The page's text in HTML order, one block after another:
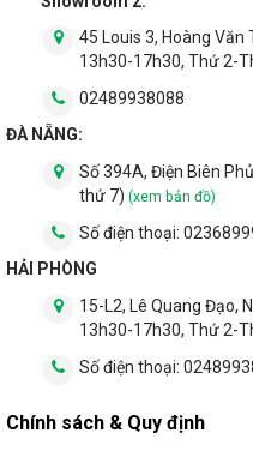
45 Louis 3, Hoàng Văn
13h30-17h30, Thứ 2-
02489938088
ĐÀ NẴNG:
Số 394A, Điện Biên
thứ 7) (xem bản đồ)
Số điện thoại:
HẢI PHÒNG
15-L2, Lê Quang Đạo,
13h30-17h30, Thứ 2-
Số điện thoại:
Chính sách & Quy định